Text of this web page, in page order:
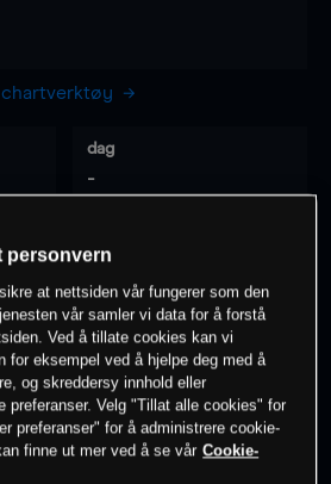
chartverktøy
dag
-
30 dager
-
erpå dette instrumentet
Søk om konto
personvern
at nettsiden vår fungerer som den
vår samler vi data for å forstå
Ved å tillate cookies kan vi
for eksempel ved å hjelpe deg med å
og skreddersy innhold eller
preferanser. Velg "Tillat alle cookies" for
preferanser" for å administrere cookie-
finne ut mer ved å se vår Cookie-